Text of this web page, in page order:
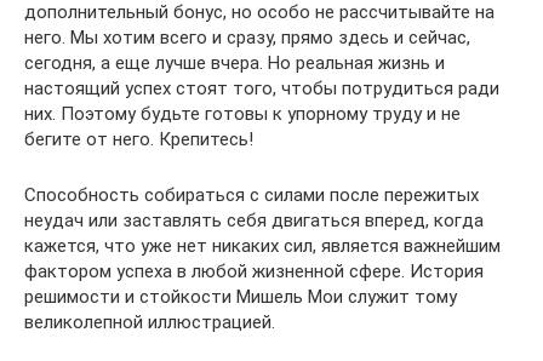
дополнительный бонус, но особо не рассчитывайте на
него. Мы хотим всего и сразу, прямо здесь и сейчас,
сегодня, а еще лучше вчера. Но реальная жизнь и
настоящий успех стоят того, чтобы потрудиться ради
них. Поэтому будьте готовы к упорному труду и не
бегите от него. Крепитесь!
Способность собираться с силами после пережитых
неудач или заставлять себя двигаться вперед, когда
кажется, что уже нет никаких сил, является важнейшим
фактором успеха в любой жизненной сфере. История
решимости и стойкости Мишель Мои служит тому
великолепной иллюстрацией.